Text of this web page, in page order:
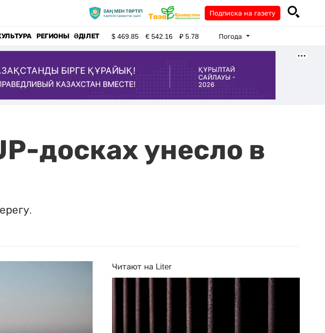
Подписка на газету
РЕГИОНЫ ӘДІЛЕТ $469.85 €542.16 ₽5.78 Погода
досках унесло в
Читают на Liter